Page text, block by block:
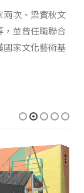
兩次、梁實秋文
，並曾任職聯合
國家文化藝術基